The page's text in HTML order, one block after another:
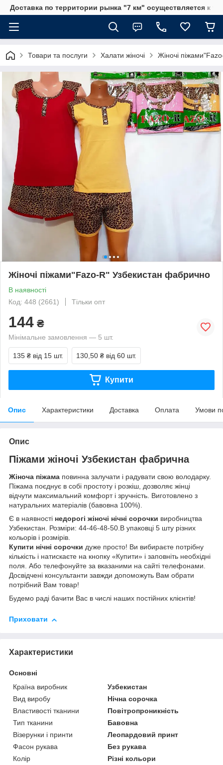
Доставка по территории рынка "7 км" осуществляется к
Товари та послуги Халати жіночі Жіночі
Жіночі піжами"Fazo-R" Узбекистан фабрично
В наявності
Код: 448 (2661)
Тільки опт
144 ₴
Мінімальне замовлення — 5 шт.
135 ₴ від 15 шт. 130,50 ₴ від 60 шт.
Купити
Опис Характеристики Доставка Оплата Умови
Опис
Піжами жіночі Узбекистан фабрична
Жіноча піжама повинна залучати і радувати свою володарку.
Піжама поєднує в собі простоту і розкіш, дозволяє жінці
відчути максимальний комфорт і зручність. Виготовлено з
натуральних матеріалів (бавовна 100%).
Є в наявності недорогі жіночі нічні сорочки виробництва
Узбекистан. Розміри: 44-46-48-50.В упаковці 5 шту різних
кольорів і розмірів.
Купити нічні сорочки дуже просто! Ви вибираєте потрібну
кількість і натискаєте на кнопку «Купити» і заповніть необхідні
поля. Або телефонуйте за вказаними на сайті телефонами.
Досвідчені консультанти завжди допоможуть Вам обрати
потрібний Вам товар!
Будемо раді бачити Вас в числі наших постійних клієнтів!
Приховати
Характеристики
Основні
Країна виробник
Узбекистан
Вид виробу
Нічна сорочка
Властивості тканини
Повітропроникність
Тип тканини
Бавовна
Візерунки і принти
Леопардовий принт
Фасон рукава
Без рукава
Колір
Різні кольори